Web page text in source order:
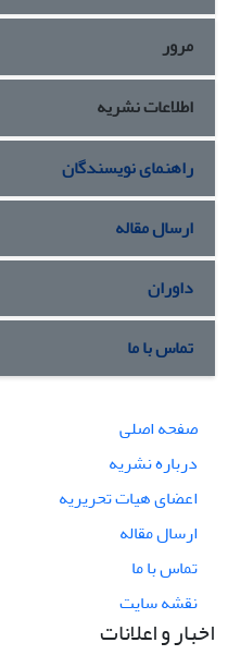
«مثبت نگری»، «تعهد دینی»،
تجربه‌ها»، «غیرتمندی»،
تلاش»، «آمادگی»، «حکومت
«همبستگی اجتماعی» می‌باشد.
مرور
اطلاعات نشریه
راهنمای نویسندگان
ارسال مقاله
داوران
تماس با ما
صفحه اصلی
درباره نشریه
اعضای هیات تحریریه
ارسال مقاله
تماس با ما
نقشه سایت
اخبار و اعلانات